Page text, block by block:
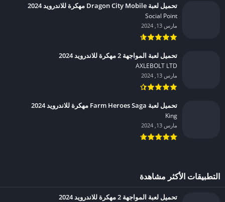
تحميل لعبة Dragon City Mobile مهكرة للاندرويد 2024
Social Point‏
مارس 13, 2024
تحميل لعبة المواجهة 2 مهكرة للاندرويد 2024
AXLEBOLT LTD‏
مارس 13, 2024
تحميل لعبة Farm Heroes Saga مهكرة للاندرويد 2024
King‏
مارس 13, 2024
التطبيقات الأكثر مشاهدة
تحميل لعبة المواجهة 2 مهكرة للاندرويد 2024